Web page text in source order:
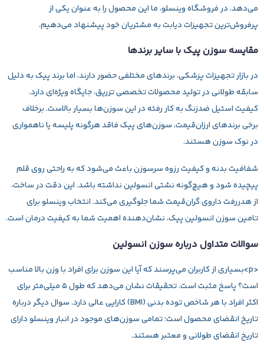
می‌دهد. در فروشگاه وینسلو، ما این محصول را به عنوان یکی از
پرفروش‌ترین تجهیزات دیابت به مشتریان خود پیشنهاد می‌دهیم.
مقایسه سوزن پیک با سایر برندها
در بازار تجهیزات پزشکی، برندهای مختلفی حضور دارند، اما برند پیک به دلیل
سابقه طولانی در تولید محصولات تخصصی تزریق، جایگاه ویژه‌ای دارد.
کیفیت استیل ضد‌زنگ به کار رفته در این سوزن‌ها بسیار بالاست. برخلاف
برخی برندهای ارزان‌قیمت، سوزن‌های پیک فاقد هرگونه پلیسه یا ناهمواری
در نوک سوزن هستند.
شفافیت بدنه و کیفیت رزوه سرسوزن باعث می‌شود که به راحتی روی قلم
پیچیده شود و هیچ‌گونه نشتی انسولین نداشته باشد. این دقت در ساخت،
از هدررفت داروی گران‌قیمت شما جلوگیری می‌کند. انتخاب وینسلو برای
تامین سوزن انسولین پیک، نشان‌دهنده اهمیت شما به کیفیت درمان است.
سوالات متداول درباره سوزن انسولین
<p>بسیاری از کاربران می‌پرسند که آیا این سوزن برای افراد با وزن بالا مناسب
است؟ پاسخ مثبت است. تحقیقات نشان می‌دهد که طول ۵ میلی‌متر برای
اکثر افراد با هر شاخص توده بدنی (BMI) کارایی عالی دارد. سوال دیگر درباره
تاریخ انقضای محصول است؛ تمامی سوزن‌های موجود در انبار وینسلو دارای
تاریخ انقضای طولانی و معتبر هستند.